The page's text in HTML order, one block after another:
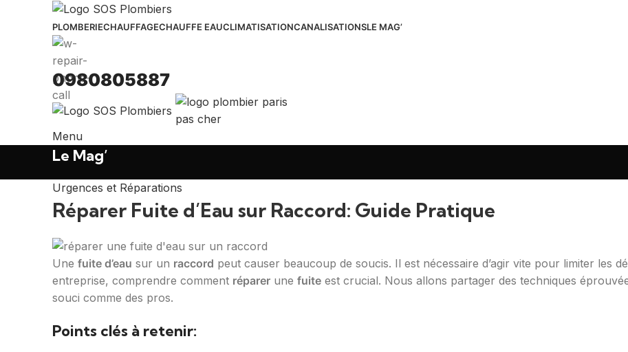
PLOMBERIECHAUFFAGECHAUFFE EAUCLIMATISATIONCANALISATIONSLE MAG’
0980805887
Menu
Le Mag’
Urgences et Réparations
Réparer Fuite d’Eau sur Raccord: Guide Pratique
Une fuite d’eau sur un raccord peut causer beaucoup de soucis. Il est nécessaire d’agir vite pour limiter les
entreprise, comprendre comment réparer une fuite est crucial. Nous allons partager des techniques
souci comme des pros.
Points clés à retenir: